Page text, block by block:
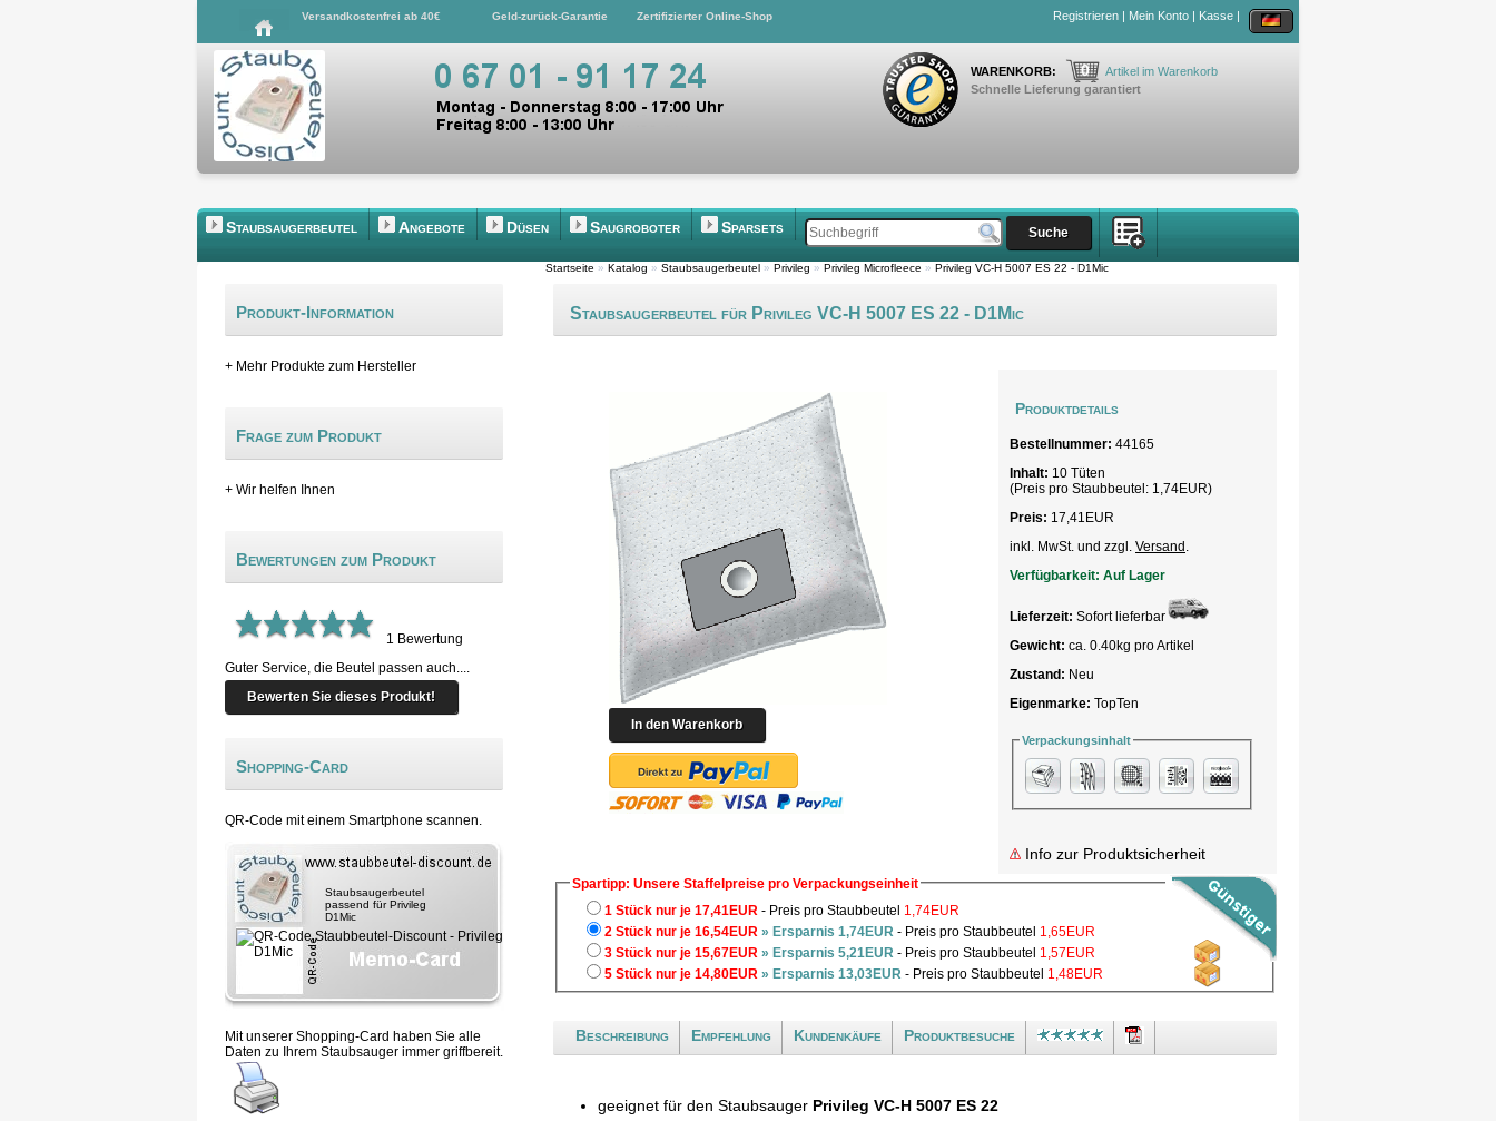
Versandkostenfrei ab 40€ Geld-zurück-Garantie Zertifizierter Online-Shop Registrieren | Mein Konto | Kasse |
WARENKORB: 0
Artikel im Warenkorb
Schnelle Lieferung garantiert
Staubsaugerbeutel Angebote Düsen Saugroboter Sparsets
Startseite » Katalog » Staubsaugerbeutel » Privileg » Privileg Microfleece » Privileg VC-H 5007 ES 22 - D1Mic
Staubsaugerbeutel für Privileg VC-H 5007 ES 22 - D1Mic
Produktdetails
Bestellnummer: 44165
Inhalt: 10 Tüten
(Preis pro Staubbeutel: 1,74EUR)
Preis: 17,41 EUR
inkl. MwSt. und zzgl. Versand
Verfügbarkeit: Auf Lager
Lieferzeit: Sofort lieferbar
Gewicht: ca. 0.40kg pro Artikel
Zustand: Neu
Eigenmarke: TopTen
Verpackungsinhalt
Info zur Produktsicherheit
Spartipp: Unsere Staffelpreise pro Verpackungseinheit
1 Stück nur je 17,41EUR - Preis pro Staubbeutel 1,74EUR
2 Stück nur je 16,54EUR » Ersparnis 1,74EUR - Preis pro Staubbeutel 1,65EUR
3 Stück nur je 15,67EUR » Ersparnis 5,21EUR - Preis pro Staubbeutel 1,57EUR
5 Stück nur je 14,80EUR » Ersparnis 13,03EUR - Preis pro Staubbeutel 1,48EUR
Beschreibung Empfehlung Kundenkäufe Produktbesuche
geeignet für den Staubsauger Privileg VC-H 5007 ES 22
Produkt-Information
+ Mehr Produkte zum Hersteller
Frage zum Produkt
+ Wir helfen Ihnen
Bewertungen zum Produkt
1 Bewertung
Guter Service, die Beutel passen auch....
Bewerten Sie dieses Produkt!
Shopping-Card
QR-Code mit einem Smartphone scannen.
Staubsaugerbeutel
passend für Privileg
D1Mic
Mit unserer Shopping-Card haben Sie alle
Daten zu Ihrem Staubsauger immer griffbereit.